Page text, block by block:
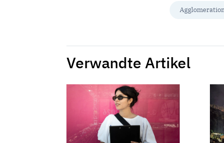
Verwandte Artikel